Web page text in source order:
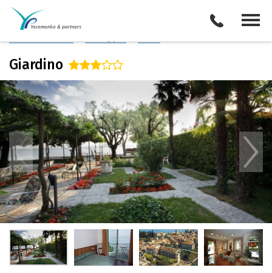
Италия
Описание отеля
Giardino